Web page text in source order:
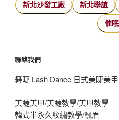
新北沙發工廠 新北聯誼
催眠
聯絡我們
舞睫 Lash Dance 日式美睫美甲
美睫美甲/美睫教學/美甲教學
韓式半永久紋繡教學/飄眉